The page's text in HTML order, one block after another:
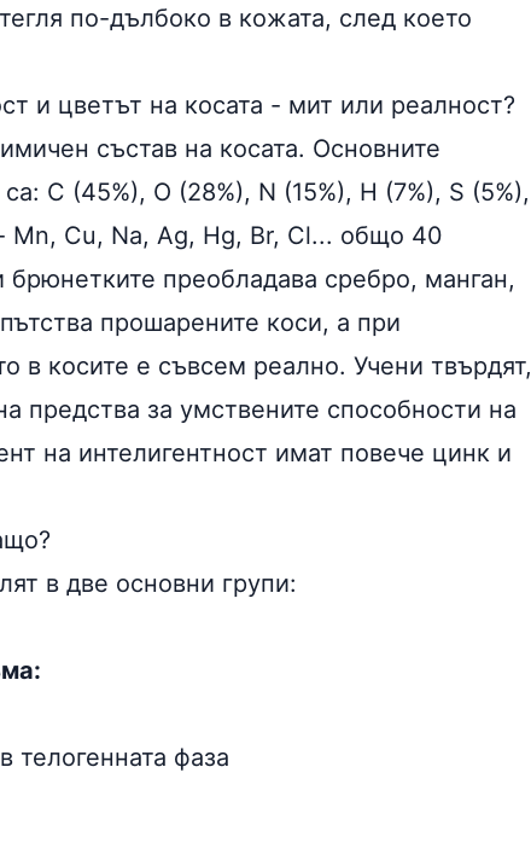
по-дълбоко в кожата, след което
и цветът на косата - мит или реалност?
състав на косата. Основните
C (45%), O (28%), N (15%), H (7%), S (5%),
Mn, Cu, Na, Ag, Hg, Br, Cl... общо 40
преобладава сребро, манган,
прошарените коси, а при
в косите е съвсем реално. Учени твърдят,
предства за умствените способности на
на интелигентност имат повече цинк и
в две основни групи:
телогенната фаза